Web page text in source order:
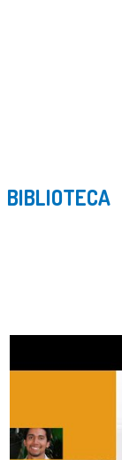
BIBLIOTECA